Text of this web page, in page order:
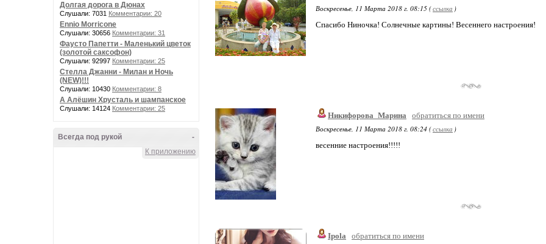
Долгая дорога в Дюнах
Слушали: 7031 Комментарии: 20
Ennio Morricone
Слушали: 30656 Комментарии: 31
Фаусто Папетти - Маленький цветок
(золотой саксофон)
Слушали: 92997 Комментарии: 25
Стелла Джанни - Милан и Ночь
(NEW)!!!
Слушали: 10430 Комментарии: 8
А Алёшин Хрусталь и шампанское
Слушали: 14124 Комментарии: 25
-
Всегда под рукой
К приложению
Воскресенье, 11 Марта 2018 г. 08:15 (ссылка )
Спасибо Ниночка! Солнечные картины! Весеннего настроения!
Никифорова_Марина
обратиться по имени
Воскресенье, 11 Марта 2018 г. 08:24 (ссылка )
весенние настроения!!!!!
Ipola
обратиться по имени